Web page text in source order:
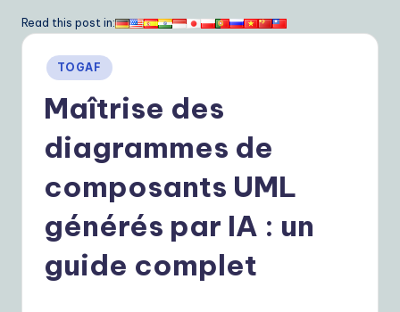
o
Read this post in:
Posted
in
TOGAF
Maîtrise des
diagrammes de
composants UML
générés par IA : un
guide complet